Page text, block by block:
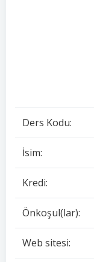
Ders Kodu:
İsim:
Kredi:
Önkoşul(lar):
Web sitesi: